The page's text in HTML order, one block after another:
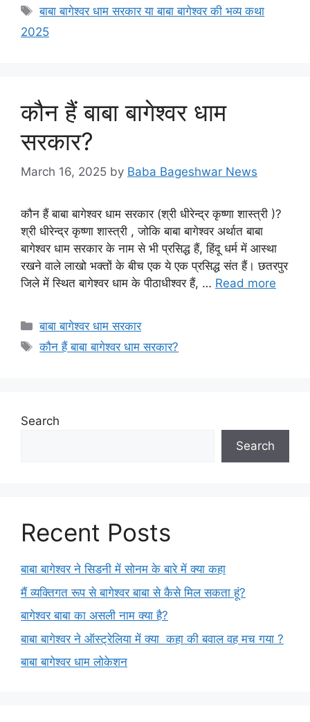
Tags
बाबा बागेश्वर धाम सरकार या बाबा बागेश्वर की भव्य कथा
2025
कौन हैं बाबा बागेश्वर धाम
सरकार?
March 16, 2025 by Baba Bageshwar News
कौन हैं बाबा बागेश्वर धाम सरकार (श्री धीरेन्द्र कृष्णा शास्त्री )?
श्री धीरेन्द्र कृष्णा शास्त्री , जोकि बाबा बागेश्वर अर्थात बाबा
बागेश्वर धाम सरकार के नाम से भी प्रसिद्ध हैं, हिंदू धर्म में आस्था
रखने वाले लाखो भक्तों के बीच एक ये एक प्रसिद्ध संत हैं। छतरपुर
जिले में स्थित बागेश्वर धाम के पीठाधीश्वर हैं, … Read more
Categories
बाबा बागेश्वर धाम सरकार
Tags
कौन हैं बाबा बागेश्वर धाम सरकार?
Search
Search
Recent Posts
बाबा बागेश्वर ने सिडनी में सोनम के बारे में क्या कहा
मैं व्यक्तिगत रूप से बागेश्वर बाबा से कैसे मिल सकता हूं?
बागेश्वर बाबा का असली नाम क्या है?
बाबा बागेश्वर ने ऑस्ट्रेलिया में क्या कहा की बवाल वह मच गया ?
बाबा बागेश्वर धाम लोकेशन